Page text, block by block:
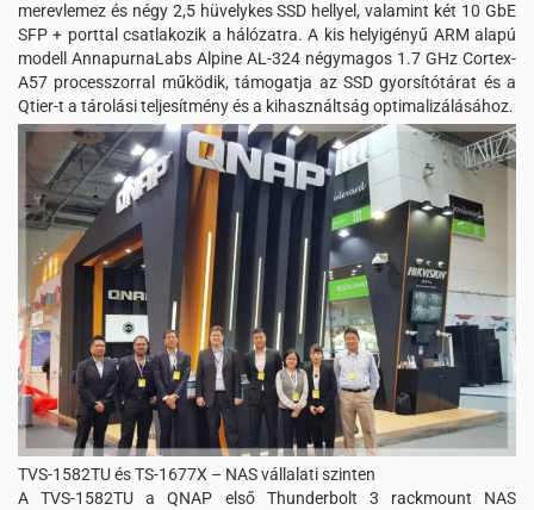
merevlemez és négy 2,5 hüvelykes SSD hellyel, valamint két 10 GbE
SFP + porttal csatlakozik a hálózatra. A kis helyigényű ARM alapú
modell AnnapurnaLabs Alpine AL-324 négymagos 1.7 GHz Cortex-
A57 processzorral működik, támogatja az SSD gyorsítótárat és a
Qtier-t a tárolási teljesítmény és a kihasználtság optimalizálásához.
TVS-1582TU és TS-1677X – NAS vállalati szinten
A TVS-1582TU a QNAP első Thunderbolt 3 rackmount NAS